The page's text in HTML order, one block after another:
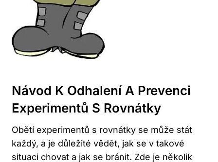
Návod K Odhalení A Prevenci
Experimentů S Rovnátky
Obětí experimentů s rovnátky se může stát
každý, a je důležité vědět, jak se v takové
situaci chovat a jak se bránit. Zde je několik